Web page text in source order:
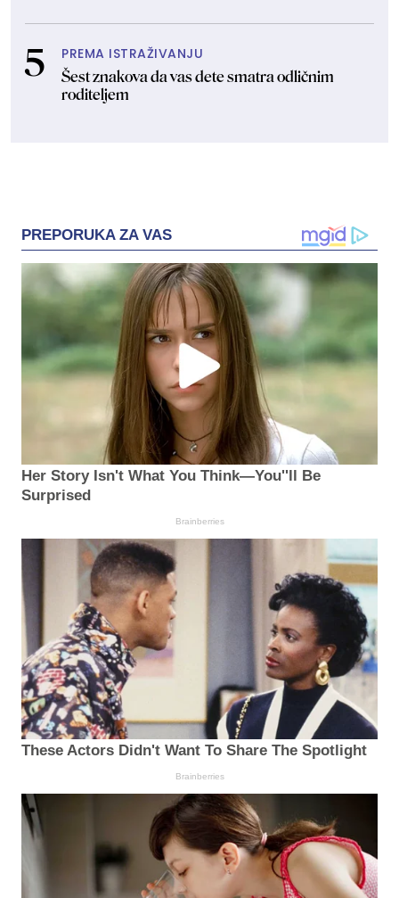
PREMA ISTRAŽIVANJU
Šest znakova da vas dete smatra odličnim
roditeljem
PREPORUKA ZA VAS
Her Story Isn't What You Think—You''ll Be
Surprised
Brainberries
These Actors Didn't Want To Share The Spotlight
Brainberries